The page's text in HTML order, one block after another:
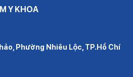
Y KHOA
Phường Nhiêu Lộc, TP.Hồ Chí